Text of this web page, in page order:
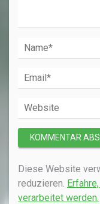
Diese Website
reduzieren.
verarbeitet werden.